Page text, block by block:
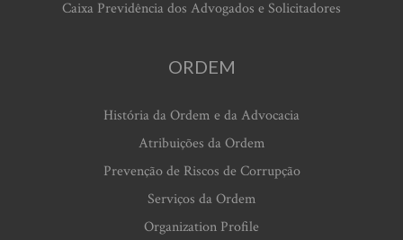
Caixa Previdência dos Advogados e Solicitadores
ORDEM
História da Ordem e da Advocacia
Atribuições da Ordem
Prevenção de Riscos de Corrupção
Serviços da Ordem
Organization Profile